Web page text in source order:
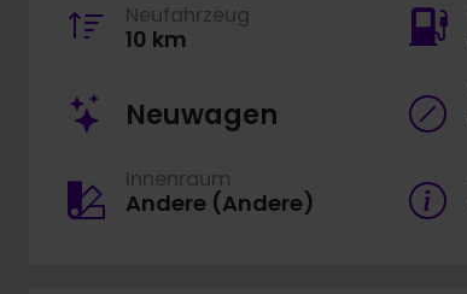
Neufahrzeug
10 km
Neuwagen
Innenraum
Andere (Andere)